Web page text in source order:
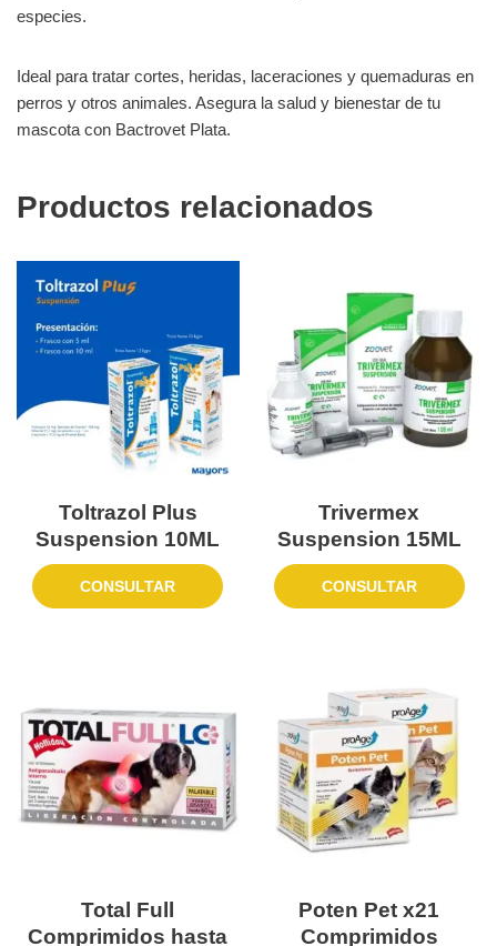
especies.
Ideal para tratar cortes, heridas, laceraciones y quemaduras en
perros y otros animales. Asegura la salud y bienestar de tu
mascota con Bactrovet Plata.
Productos relacionados
Toltrazol Plus
Suspension 10ML
CONSULTAR
Trivermex
Suspension 15ML
CONSULTAR
Total Full
Comprimidos hasta
Poten Pet x21
Comprimidos